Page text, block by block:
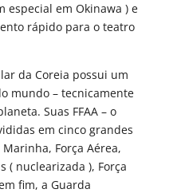
especial em Okinawa ) e
rápido para o teatro
da Coreia possui um
mundo – tecnicamente
Suas FFAA – o
em cinco grandes
Marinha, Força Aérea,
( nuclearizada ), Força
fim, a Guarda